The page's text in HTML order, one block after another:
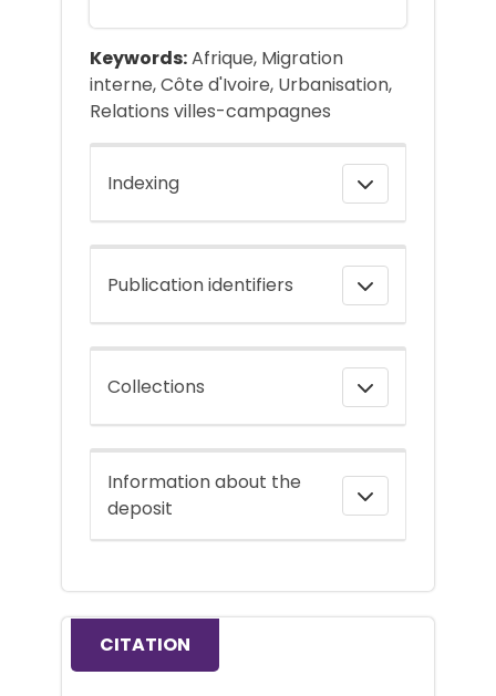
Keywords:Afrique, Migration
interne, Côte d'Ivoire, Urbanisation,
Relations villes-campagnes
Indexing
Publication identifiers
Collections
Information about the
deposit
CITATION